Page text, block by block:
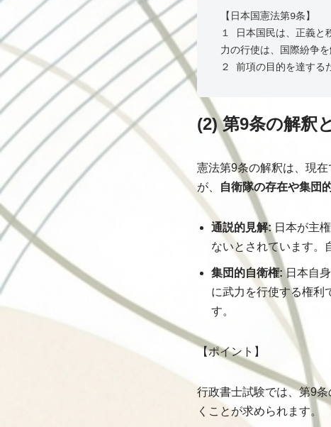
【日本国憲法第9条】
１ 日本国民は、正義と
力の行使は、国際紛争
(2) 第9条の解釈
憲法第9条の解釈は、現
が、
自衛隊の存在や集団
通説的見解:日本が主
ないとされています。
集団的自衛権:日本自
に武力を行使する権利
す。
【ポイント】
行政書士試験では、第9
くことが求められます。